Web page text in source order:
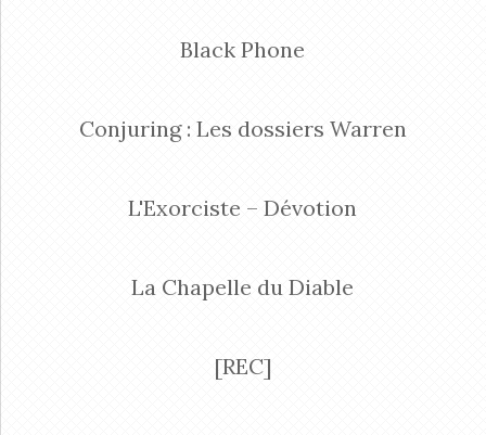
Black Phone
Conjuring : Les dossiers Warren
L'Exorciste – Dévotion
La Chapelle du Diable
[REC]